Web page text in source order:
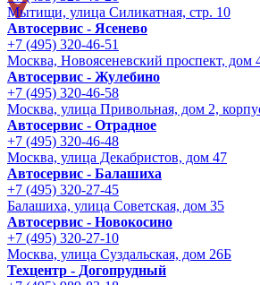
Мытищи, улица Силикатная, стр. 10
Автосервис - Ясенево
+7 (495) 320-46-51
Москва, Новоясеневский проспект, дом
Автосервис - Жулебино
+7 (495) 320-46-58
Москва, улица Привольная, дом 2,
Автосервис - Отрадное
+7 (495) 320-46-48
Москва, улица Декабристов, дом 47
Автосервис - Балашиха
+7 (495) 320-27-45
Балашиха, улица Советская, дом 35
Автосервис - Новокосино
+7 (495) 320-27-10
Москва, улица Суздальская, дом 26Б
Техцентр - Догопрудный